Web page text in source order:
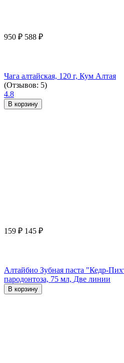
950 ₽ 588 ₽
Чага алтайская, 120 г, Кум Алтая
(Отзывов: 5)
4.8
В корзину
159 ₽ 145 ₽
Алтайбио Зубная паста "Кедр-
пародонтоза, 75 мл, Две линии
В корзину